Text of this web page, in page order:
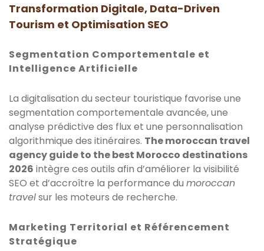
Transformation Digitale, Data-Driven
Tourism et Optimisation SEO
Segmentation Comportementale et
Intelligence Artificielle
La digitalisation du secteur touristique favorise une
segmentation comportementale avancée, une
analyse prédictive des flux et une personnalisation
algorithmique des itinéraires. The moroccan travel
agency guide to the best Morocco destinations
2026 intègre ces outils afin d’améliorer la visibilité
SEO et d’accroître la performance du moroccan
travelsur les moteurs de recherche.
Marketing Territorial et Référencement
Stratégique